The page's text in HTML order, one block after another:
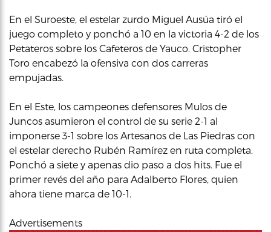
En el Suroeste, el estelar zurdo Miguel Ausúa tiró el
juego completo y ponchó a 10 en la victoria 4-2 de los
Petateros sobre los Cafeteros de Yauco. Cristopher
Toro encabezó la ofensiva con dos carreras
empujadas.
En el Este, los campeones defensores Mulos de
Juncos asumieron el control de su serie 2-1 al
imponerse 3-1 sobre los Artesanos de Las Piedras con
el estelar derecho Rubén Ramírez en ruta completa.
Ponchó a siete y apenas dio paso a dos hits. Fue el
primer revés del año para Adalberto Flores, quien
ahora tiene marca de 10-1.
Advertisements